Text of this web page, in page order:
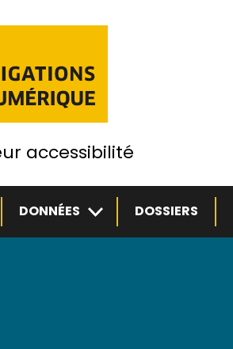
accessibilité
DONNÉES Sous-menuDOSSIERS